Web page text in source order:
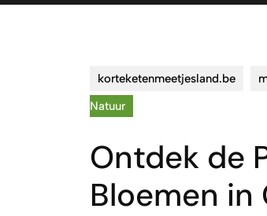
korteketenmeetjesland.be
Natuur
Ontdek de
Bloemen in